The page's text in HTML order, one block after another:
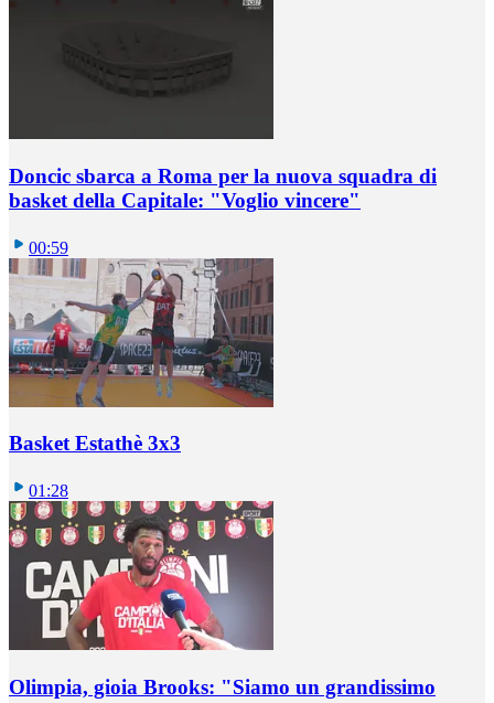
Doncic sbarca a Roma per la nuova squadra di
basket della Capitale: "Voglio vincere"
00:59
Basket Estathè 3x3
01:28
Olimpia, gioia Brooks: "Siamo un grandissimo